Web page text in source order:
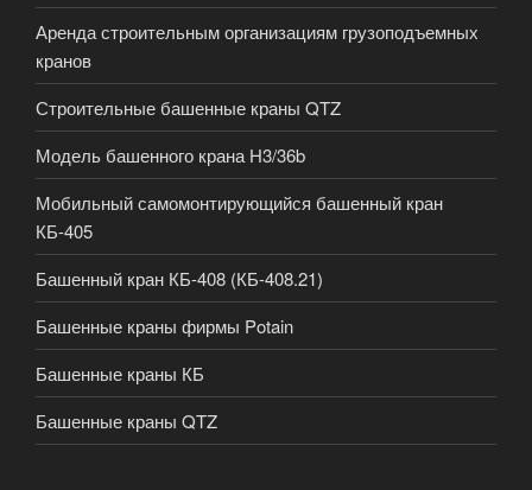
Аренда строительным организациям грузоподъемных
кранов
Строительные башенные краны QTZ
Модель башенного крана H3/36b
Мобильный самомонтирующийся башенный кран
КБ-405
Башенный кран КБ-408 (КБ-408.21)
Башенные краны фирмы Potain
Башенные краны КБ
Башенные краны QTZ